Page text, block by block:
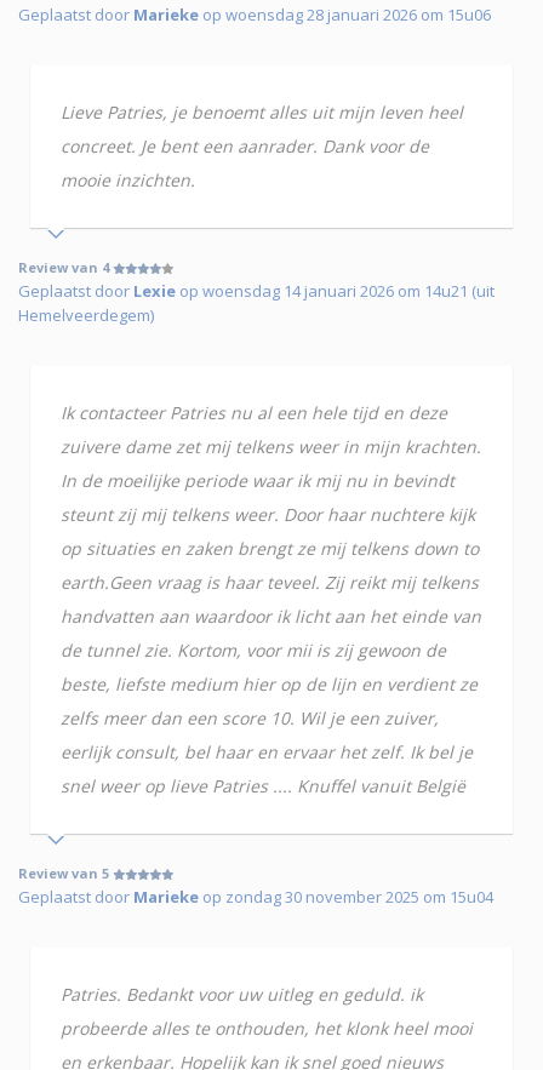
Geplaatst door Marieke op woensdag 28 januari 2026 om 15u06
Lieve Patries, je benoemt alles uit mijn leven heel
concreet. Je bent een aanrader. Dank voor de
mooie inzichten.
Review van 4
Geplaatst door Lexie op woensdag 14 januari 2026 om 14u21 (uit
Hemelveerdegem)
Ik contacteer Patries nu al een hele tijd en deze
zuivere dame zet mij telkens weer in mijn krachten.
In de moeilijke periode waar ik mij nu in bevindt
steunt zij mij telkens weer. Door haar nuchtere kijk
op situaties en zaken brengt ze mij telkens down to
earth.Geen vraag is haar teveel. Zij reikt mij telkens
handvatten aan waardoor ik licht aan het einde van
de tunnel zie. Kortom, voor mii is zij gewoon de
beste, liefste medium hier op de lijn en verdient ze
zelfs meer dan een score 10. Wil je een zuiver,
eerlijk consult, bel haar en ervaar het zelf. Ik bel je
snel weer op lieve Patries .... Knuffel vanuit België
Review van 5
Geplaatst door Marieke op zondag 30 november 2025 om 15u04
Patries. Bedankt voor uw uitleg en geduld. ik
probeerde alles te onthouden, het klonk heel mooi
en erkenbaar. Hopelijk kan ik snel goed nieuws